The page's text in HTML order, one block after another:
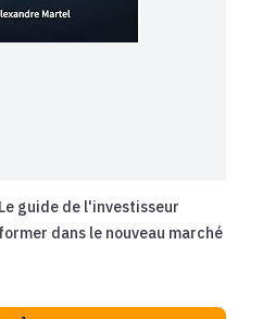
guide de l'investisseur
dans le nouveau marché